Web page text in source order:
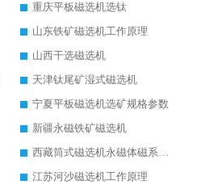
重庆平板磁选机选钛
山东铁矿磁选机工作原理
山西干选磁选机
天津钛尾矿湿式磁选机
宁夏平板磁选机选矿规格参数
新疆永磁铁矿磁选机
西藏筒式磁选机永磁体磁系设计
江苏河沙磁选机工作原理